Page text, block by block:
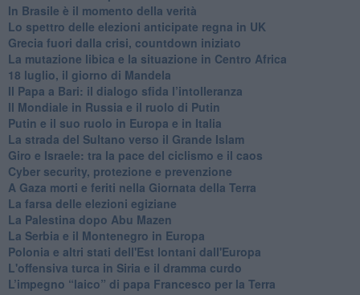
In Brasile è il momento della verità
Lo spettro delle elezioni anticipate regna in UK
Grecia fuori dalla crisi, countdown iniziato
La mutazione libica e la situazione in Centro Africa
18 luglio, il giorno di Mandela
Il Papa a Bari: il dialogo sfida l’intolleranza
Il Mondiale in Russia e il ruolo di Putin
Putin e il suo ruolo in Europa e in Italia
La strada del Sultano verso il Grande Islam
Giro e Israele: tra la pace del ciclismo e il caos
Cyber security, protezione e prevenzione
A Gaza morti e feriti nella Giornata della Terra
La farsa delle elezioni egiziane
La Palestina dopo Abu Mazen
La Serbia e il Montenegro in Europa
Polonia e altri stati dell'Est lontani dall'Europa
L'offensiva turca in Siria e il dramma curdo
L’impegno “laico” di papa Francesco per la Terra